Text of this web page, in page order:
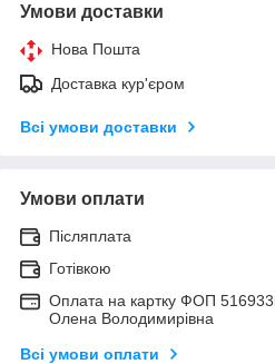
Умови доставки
Нова Пошта
Доставка кур'єром
Всі умови доставки
Умови оплати
Післяплата
Готівкою
Оплата на картку ФОП
Олена Володимирівна
Всі умови оплати